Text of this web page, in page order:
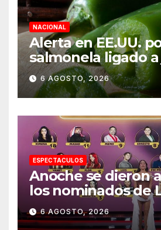
NACIONAL
Alerta en EE.UU.
salmonela ligado
mexicanos;
casos
6 AGOSTO, 2026
ESPECTACULOS
Anoche se dieron
los nominados de
los Famosos
la segunda
6 AGOSTO, 2026